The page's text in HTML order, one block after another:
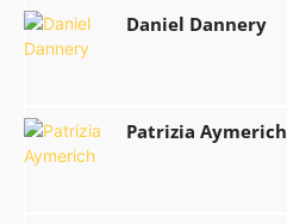
Daniel Dannery
Patrizia Aymerich